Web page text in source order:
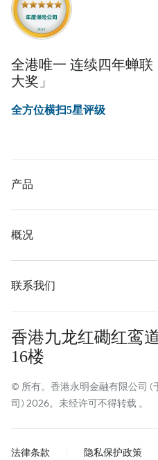
全港唯一 连续四年蝉联
大奖」
全方位横扫5星评级
产品
概况
联系我们
香港九龙红磡红鸾
16楼
© 所有。香港永明金融有限公司 (
司) 2026。未经许可不得转载 。
法律条款 隐私保护政策